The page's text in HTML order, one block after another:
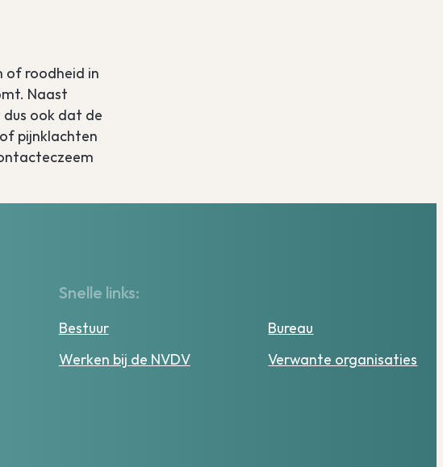
of roodheid in
Naast
ook dat de
pijnklachten
Snelle links:
Bestuur
Bureau
Werken bij de NVDV
Verwante organisaties